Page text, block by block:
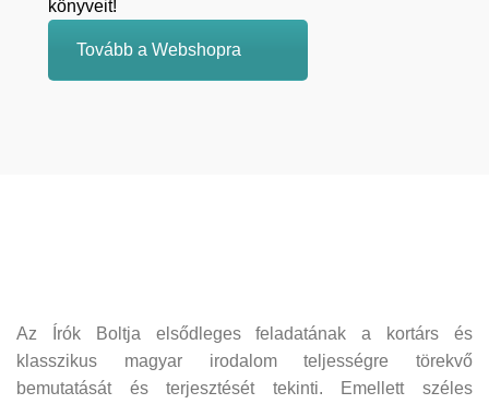
könyveit!
Tovább a Webshopra
Az Írók Boltja elsődleges feladatának a kortárs és
klasszikus magyar irodalom teljességre törekvő
bemutatását és terjesztését tekinti. Emellett széles